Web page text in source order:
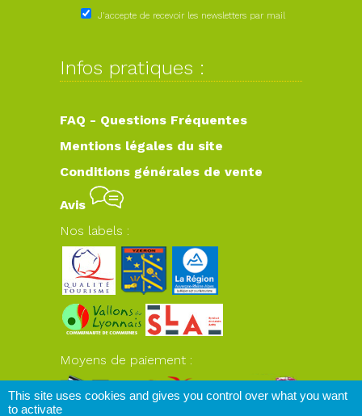
J'accepte de recevoir les newsletters par mail
Infos pratiques :
FAQ - Questions Fréquentes
Mentions légales du site
Conditions générales de vente
Avis
Nos labels :
Moyens de paiement :
This site uses cookies and gives you control over what you want
to activate